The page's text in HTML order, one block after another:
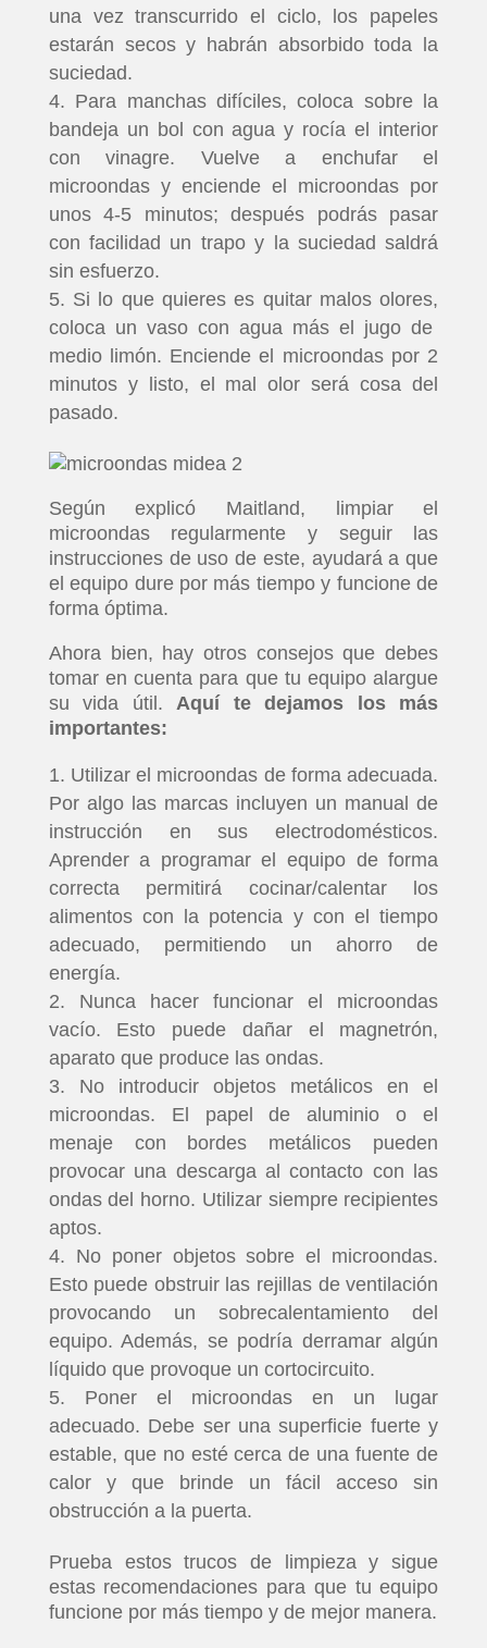
una vez transcurrido el ciclo, los papeles
estarán secos y habrán absorbido toda la
suciedad.
Para manchas difíciles, coloca sobre la
bandeja un bol con agua y rocía el interior
con vinagre. Vuelve a enchufar el
microondas y enciende el microondas por
unos 4-5 minutos; después podrás pasar
con facilidad un trapo y la suciedad saldrá
sin esfuerzo.
Si lo que quieres es quitar malos olores,
coloca un vaso con agua más el jugo de
medio limón. Enciende el microondas por 2
minutos y listo, el mal olor será cosa del
pasado.
Según explicó Maitland, limpiar el
microondas regularmente y seguir las
instrucciones de uso de este, ayudará a que
el equipo dure por más tiempo y funcione de
forma óptima.
Ahora bien, hay otros consejos que debes
tomar en cuenta para que tu equipo alargue
su vida útil.Aquí te dejamos los más
importantes:
Utilizar el microondas de forma adecuada.
Por algo las marcas incluyen un manual de
instrucción en sus electrodomésticos.
Aprender a programar el equipo de forma
correcta permitirá cocinar/calentar los
alimentos con la potencia y con el tiempo
adecuado, permitiendo un ahorro de
energía.
Nunca hacer funcionar el microondas
vacío. Esto puede dañar el magnetrón,
aparato que produce las ondas.
No introducir objetos metálicos en el
microondas. El papel de aluminio o el
menaje con bordes metálicos pueden
provocar una descarga al contacto con las
ondas del horno. Utilizar siempre recipientes
aptos.
No poner objetos sobre el microondas.
Esto puede obstruir las rejillas de ventilación
provocando un sobrecalentamiento del
equipo. Además, se podría derramar algún
líquido que provoque un cortocircuito.
Poner el microondas en un lugar
adecuado. Debe ser una superficie fuerte y
estable, que no esté cerca de una fuente de
calor y que brinde un fácil acceso sin
obstrucción a la puerta.
Prueba estos trucos de limpieza y sigue
estas recomendaciones para que tu equipo
funcione por más tiempo y de mejor manera.